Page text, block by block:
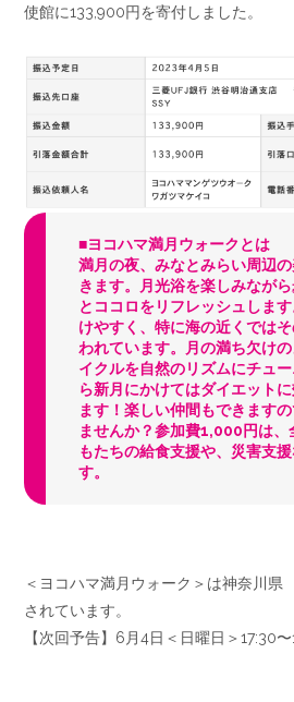
使館に133,900円を寄付しました。
■ヨコハマ満月ウォークとは
満月の夜、みなとみらい周辺
きます。月光浴を楽しみなが
とココロをリフレッシュしま
けやすく、特に海の近くでは
われています。月の満ち欠け
イクルを自然のリズムにチュ
ら新月にかけてはダイエット
ます！楽しい仲間もできます
ませんか？参加費1,000円は
もたちの給食支援や、災害支
す。
＜ヨコハマ満月ウォーク＞は神奈川
されています。
【次回予告】6月4日＜日曜日＞17:30